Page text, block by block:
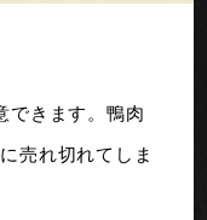
きます。鴨肉
売れ切れてしま